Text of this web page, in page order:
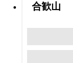
合歓山